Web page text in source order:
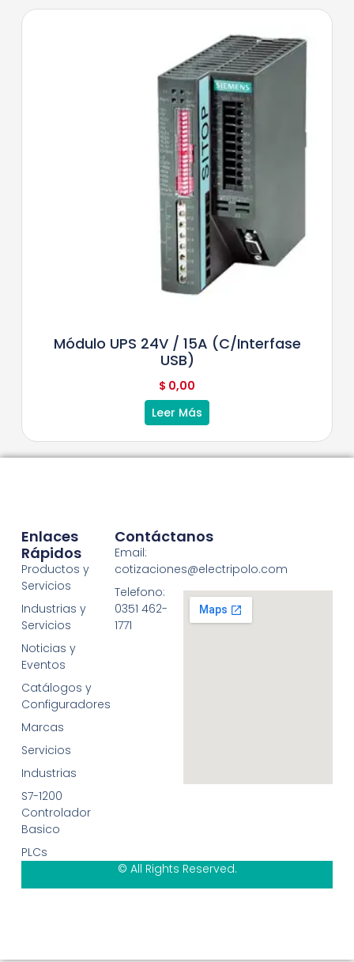
Módulo UPS 24V / 15A (c/interfase
USB)
$ 0,00
Leer Más
Enlaces
Rápidos
Productos y
Servicios
Industrias y
Servicios
Noticias y
Eventos
Catálogos y
Configuradores
Marcas
Servicios
Industrias
S7-1200
Controlador
Basico
PLCs
Contáctanos
Email:
cotizaciones@electripolo.com
Telefono:
0351 462-
1771
© All Rights Reserved.